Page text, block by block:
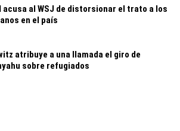
acusa al WSJ de distorsionar el trato a los
en el país
atribuye a una llamada el giro de
sobre refugiados